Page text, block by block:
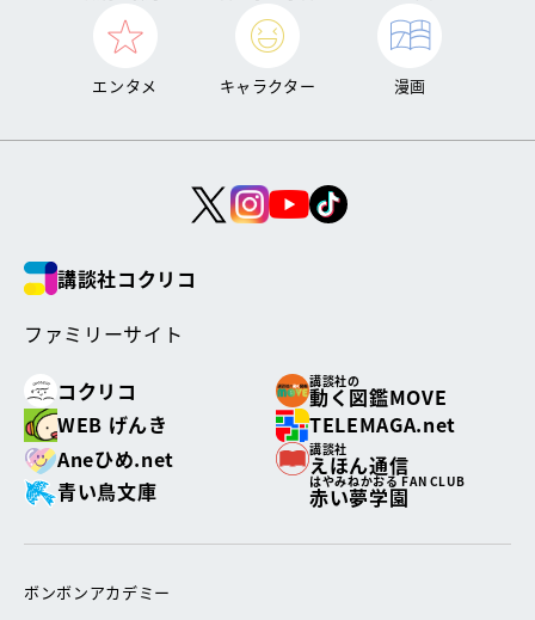
エンタメ キャラクター 漫画
講談社コクリコ
ファミリーサイト
コクリコ
講談社の
動く図鑑MOVE
WEB げんき
TELEMAGA.net
Aneひめ.net
講談社
えほん通信
青い鳥文庫
はやみねかおる FAN CLUB
赤い夢学園
ボンボンアカデミー